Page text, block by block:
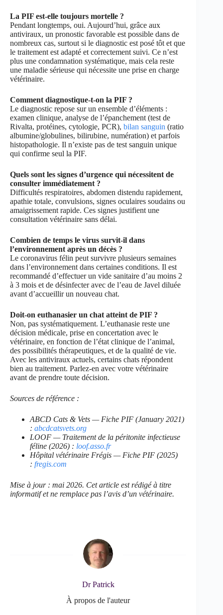
La PIF est-elle toujours mortelle ?
Pendant longtemps, oui. Aujourd’hui, grâce aux
antiviraux, un pronostic favorable est possible dans de
nombreux cas, surtout si le diagnostic est posé tôt et que
le traitement est adapté et correctement suivi. Ce n’est
plus une condamnation systématique, mais cela reste
une maladie sérieuse qui nécessite une prise en charge
vétérinaire.
Comment diagnostique-t-on la PIF ?
Le diagnostic repose sur un ensemble d’éléments :
examen clinique, analyse de l’épanchement (test de
Rivalta, protéines, cytologie, PCR), bilan sanguin (ratio
albumine/globulines, bilirubine, numération) et parfois
histopathologie. Il n’existe pas de test sanguin unique
qui confirme seul la PIF.
Quels sont les signes d’urgence qui nécessitent de
consulter immédiatement ?
Difficultés respiratoires, abdomen distendu rapidement,
apathie totale, convulsions, signes oculaires soudains ou
amaigrissement rapide. Ces signes justifient une
consultation vétérinaire sans délai.
Combien de temps le virus survit-il dans
l’environnement après un décès ?
Le coronavirus félin peut survivre plusieurs semaines
dans l’environnement dans certaines conditions. Il est
recommandé d’effectuer un vide sanitaire d’au moins 2
à 3 mois et de désinfecter avec de l’eau de Javel diluée
avant d’accueillir un nouveau chat.
Doit-on euthanasier un chat atteint de PIF ?
Non, pas systématiquement. L’euthanasie reste une
décision médicale, prise en concertation avec le
vétérinaire, en fonction de l’état clinique de l’animal,
des possibilités thérapeutiques, et de la qualité de vie.
Avec les antiviraux actuels, certains chats répondent
bien au traitement. Parlez-en avec votre vétérinaire
avant de prendre toute décision.
Sources de référence :
ABCD Cats & Vets — Fiche PIF (January 2021)
: abcdcatsvets.org
LOOF — Traitement de la péritonite infectieuse
féline (2026) : loof.asso.fr
Hôpital vétérinaire Frégis — Fiche PIF (2025)
: fregis.com
Mise à jour : mai 2026. Cet article est rédigé à titre
informatif et ne remplace pas l’avis d’un vétérinaire.
Dr Patrick
À propos de l'auteur